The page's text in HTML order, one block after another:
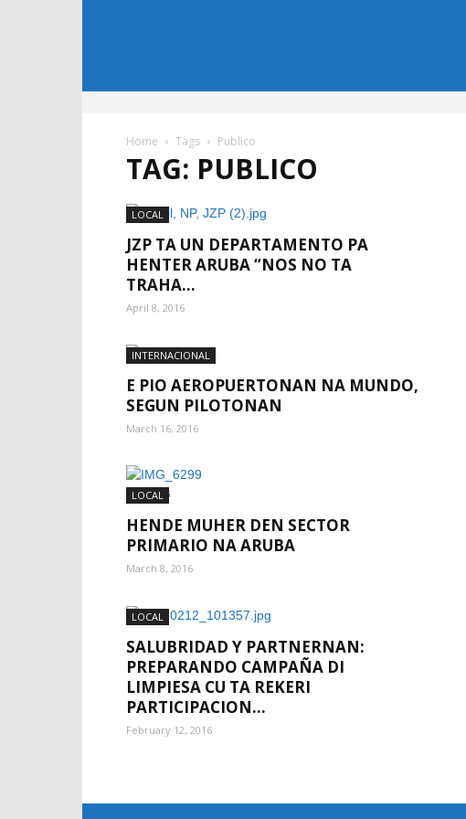
Home Tags Publico
TAG: PUBLICO
LOCAL
JZP TA UN DEPARTAMENTO PA
HENTER ARUBA “NOS NO TA
TRAHA...
April 8, 2016
INTERNACIONAL
E PIO AEROPUERTONAN NA MUNDO,
SEGUN PILOTONAN
March 16, 2016
LOCAL
HENDE MUHER DEN SECTOR
PRIMARIO NA ARUBA
March 8, 2016
LOCAL
SALUBRIDAD Y PARTNERNAN:
PREPARANDO CAMPAÑA DI
LIMPIESA CU TA REKERI
PARTICIPACION...
February 12, 2016